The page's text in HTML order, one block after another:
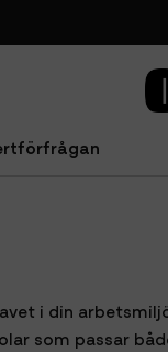
i din
som passar